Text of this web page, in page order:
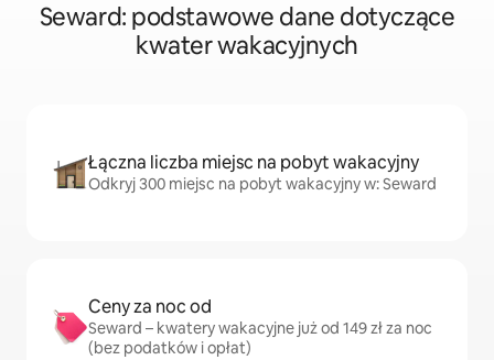
Seward: podstawowe dane dotyczące
kwater wakacyjnych
Łączna liczba miejsc na pobyt wakacyjny
Odkryj 300 miejsc na pobyt wakacyjny w: Seward
Ceny za noc od
Seward – kwatery wakacyjne już od 149 zł za noc
(bez podatków i opłat)